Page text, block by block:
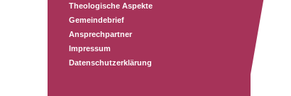
Theologische Aspekte
Gemeindebrief
Ansprechpartner
Impressum
Datenschutzerklärung